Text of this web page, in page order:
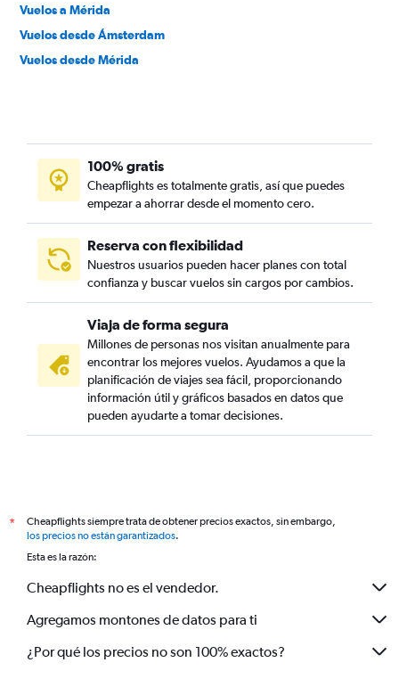
Vuelos a Mérida
Vuelos desde Ámsterdam
Vuelos desde Mérida
100% gratis
Cheapflights es totalmente gratis, así que puedes
empezar a ahorrar desde el momento cero.
Reserva con flexibilidad
Nuestros usuarios pueden hacer planes con total
confianza y buscar vuelos sin cargos por cambios.
Viaja de forma segura
Millones de personas nos visitan anualmente para
encontrar los mejores vuelos. Ayudamos a que la
planificación de viajes sea fácil, proporcionando
información útil y gráficos basados en datos que
pueden ayudarte a tomar decisiones.
*
Cheapflights siempre trata de obtener precios exactos, sin embargo,
los precios no están garantizados.
Esta es la razón:
Cheapflights no es el vendedor.
Agregamos montones de datos para ti
¿Por qué los precios no son 100% exactos?